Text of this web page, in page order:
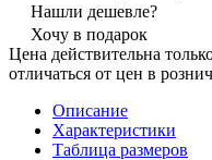
Нашли дешевле?
Хочу в подарок
Цена действительна
отличаться от цен в
Описание
Характеристики
Таблица размеров